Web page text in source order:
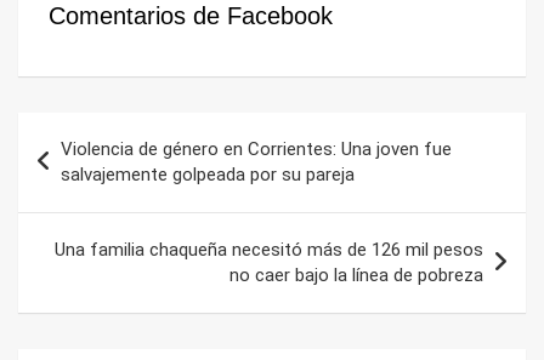
Comentarios de Facebook
de
entradas
Violencia de género en Corrientes: Una joven fue
salvajemente golpeada por su pareja
Una familia chaqueña necesitó más de 126 mil pesos
no caer bajo la línea de pobreza